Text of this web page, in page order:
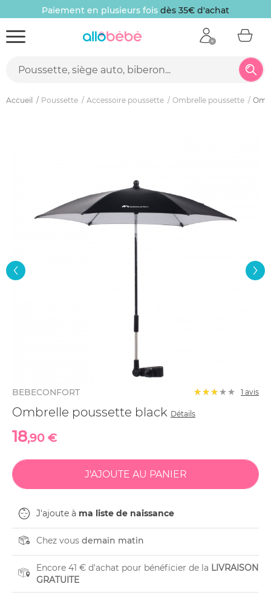
Paiement en plusieurs fois dès 35€ d'achat
Accueil Poussette Accessoire poussette Ombrelle poussette
BEBECONFORT 1 avis
Ombrelle poussette black Détails
18,90 €
J'ajoute à ma liste de naissance
Chez vous demain matin
Encore 41 € d'achat pour bénéficier de la LIVRAISON
GRATUITE